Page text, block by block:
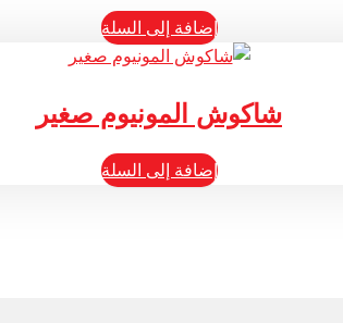
إضافة إلى السلة
شاكوش المونيوم صغير
إضافة إلى السلة